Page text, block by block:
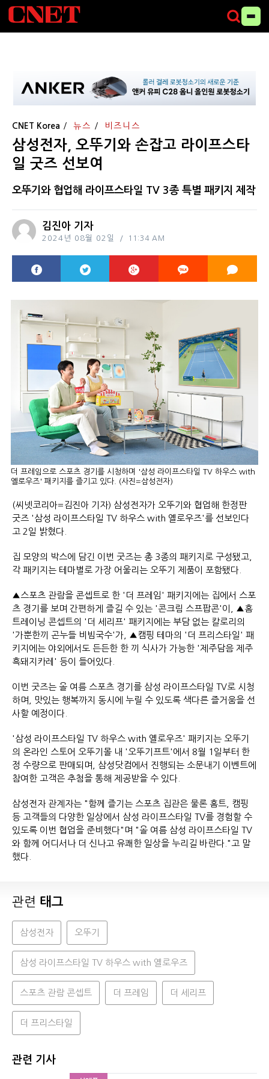
CNET Korea 뉴스 비즈니스
삼성전자, 오뚜기와 손잡고 라이프스타
일 굿즈 선보여
오뚜기와 협업해 라이프스타일 TV 3종 특별 패키지 제작
김진아 기자
2024년 08월 02일 11:34 AM
더 프레임으로 스포츠 경기를 시청하며 '삼성 라이프스타일 TV 하우스 with
옐로우즈' 패키지를 즐기고 있다. (사진=삼성전자)
(씨넷코리아=김진아 기자) 삼성전자가 오뚜기와 협업해 한정판
굿즈 '삼성 라이프스타일 TV 하우스 with 옐로우즈'를 선보인다
고 2일 밝혔다.
집 모양의 박스에 담긴 이번 굿즈는 총 3종의 패키지로 구성됐고,
각 패키지는 테마별로 가장 어울리는 오뚜기 제품이 포함됐다.
▲스포츠 관람을 콘셉트로 한 '더 프레임' 패키지에는 집에서 스포
츠 경기를 보며 간편하게 즐길 수 있는 '콘크림 스프팝콘'이, ▲홈
트레이닝 콘셉트의 '더 세리프' 패키지에는 부담 없는 칼로리의
'가뿐한끼 곤누들 비빔국수'가, ▲캠핑 테마의 '더 프리스타일' 패
키지에는 야외에서도 든든한 한 끼 식사가 가능한 '제주담음 제주
흑돼지카레' 등이 들어있다.
이번 굿즈는 올 여름 스포츠 경기를 삼성 라이프스타일 TV로 시청
하며, 맛있는 행복까지 동시에 누릴 수 있도록 색다른 즐거움을 선
사할 예정이다.
'삼성 라이프스타일 TV 하우스 with 옐로우즈' 패키지는 오뚜기
의 온라인 스토어 오뚜기몰 내 '오뚜기프트'에서 8월 1일부터 한
정 수량으로 판매되며, 삼성닷컴에서 진행되는 소문내기 이벤트에
참여한 고객은 추첨을 통해 제공받을 수 있다.
삼성전자 관계자는 "함께 즐기는 스포츠 집관은 물론 홈트, 캠핑
등 고객들의 다양한 일상에서 삼성 라이프스타일 TV를 경험할 수
있도록 이번 협업을 준비했다"며 "올 여름 삼성 라이프스타일 TV
와 함께 어디서나 더 신나고 유쾌한 일상을 누리길 바란다."고 말
했다.
관련 태그
삼성전자 오뚜기
삼성 라이프스타일 TV 하우스 with 옐로우즈
스포츠 관람 콘셉트 더 프레임 더 세리프
더 프리스타일
관련 기사